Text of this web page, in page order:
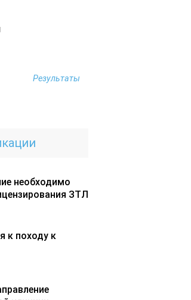
Результаты
необходимо
ЗТЛ
к походу к